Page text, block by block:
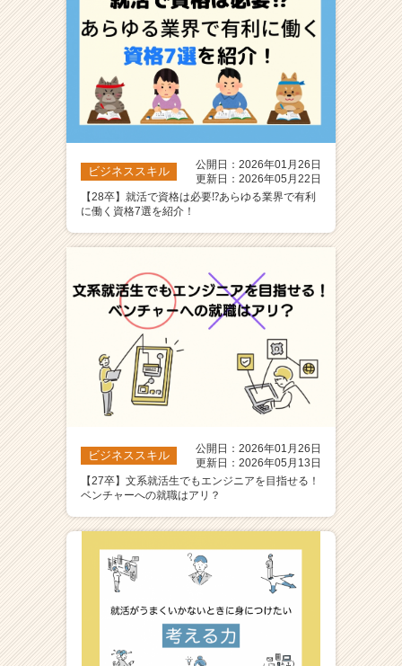
ビジネススキル
公開日：2026年01月26日
更新日：2026年05月22日
【28卒】就活で資格は必要⁉️あらゆる業界で有利
に働く資格7選を紹介！
ビジネススキル
公開日：2026年01月26日
更新日：2026年05月13日
【27卒】文系就活生でもエンジニアを目指せる！
ベンチャーへの就職はアリ？